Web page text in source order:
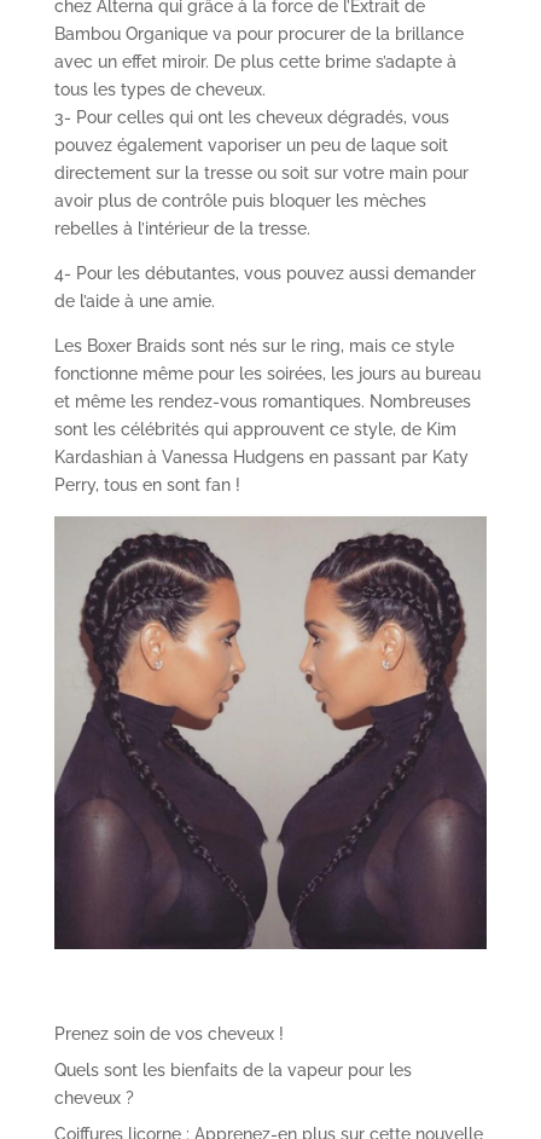
chez Alterna qui grâce à la force de l’Extrait de
Bambou Organique va pour procurer de la brillance
avec un effet miroir. De plus cette brime s’adapte à
tous les types de cheveux.
3- Pour celles qui ont les cheveux dégradés, vous
pouvez également vaporiser un peu de laque soit
directement sur la tresse ou soit sur votre main pour
avoir plus de contrôle puis bloquer les mèches
rebelles à l’intérieur de la tresse.
4- Pour les débutantes, vous pouvez aussi demander
de l’aide à une amie.
Les Boxer Braids sont nés sur le ring, mais ce style
fonctionne même pour les soirées, les jours au bureau
et même les rendez-vous romantiques. Nombreuses
sont les célébrités qui approuvent ce style, de Kim
Kardashian à Vanessa Hudgens en passant par Katy
Perry, tous en sont fan !
Prenez soin de vos cheveux !
Quels sont les bienfaits de la vapeur pour les
cheveux ?
Coiffures licorne : Apprenez-en plus sur cette nouvelle